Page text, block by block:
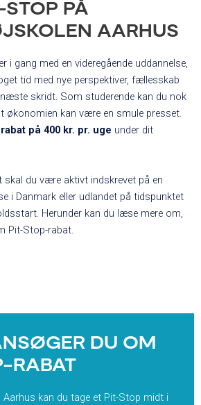
STOP PÅ
AARHUS
i gang med en videregående uddannelse,
tid med nye perspektiver, fællesskab
skridt. Som studerende kan du nok
økonomien kan være en smule presset.
rabat på 400 kr. pr. uge under dit
du være aktivt indskrevet på en
i Danmark eller udlandet på tidspunktet
Herunder kan du læse mere om,
Pit-Stop-rabat.
DU OM
RABAT
kan du tage et Pit-Stop midt i